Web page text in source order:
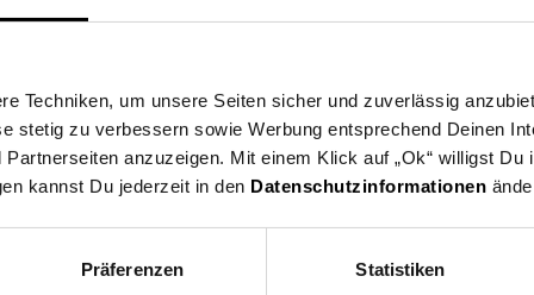
Techniken, um unsere Seiten sicher und zuverlässig
stetig zu verbessern sowie Werbung entsprechend Deinen
anzuzeigen. Mit einem Klick auf „Ok“ willigst Du
kannst Du jederzeit in den Datenschutzinformationen
Präferenzen Statistiken
Wanne
dank neuester Acryl-Formel
von 1 cm